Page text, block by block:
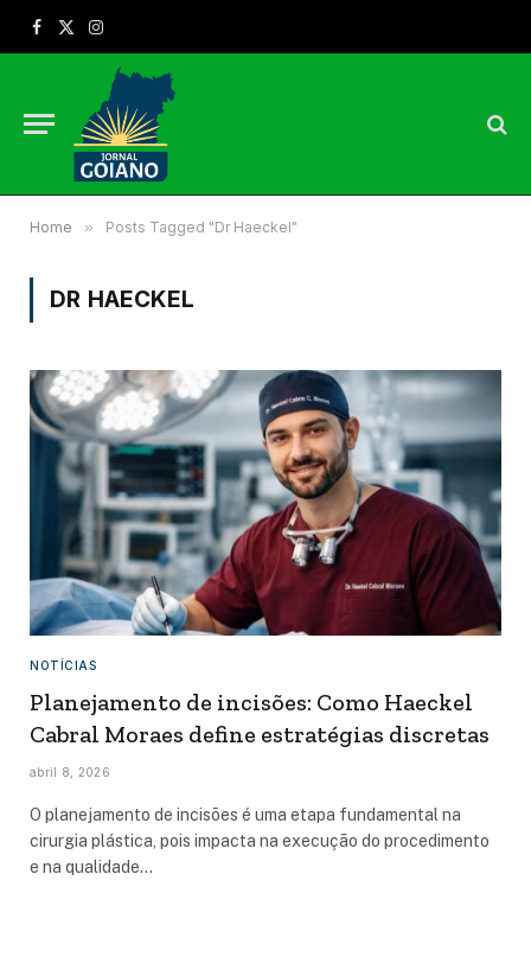
Facebook
X
Instagram
Home » Posts Tagged "Dr Haeckel"
DR HAECKEL
NOTÍCIAS
Planejamento de incisões: Como Haeckel
Cabral Moraes define estratégias discretas
abril 8, 2026
O planejamento de incisões é uma etapa fundamental na
cirurgia plástica, pois impacta na execução do procedimento
e na qualidade…